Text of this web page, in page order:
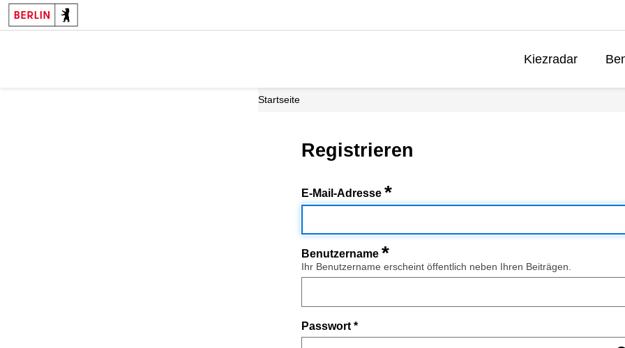
Kiezradar
Startseite
Registrieren
E-Mail-Adresse *
Benutzername *
Ihr Benutzername erscheint öffentlich neben Ihren Beiträgen.
Passwort *